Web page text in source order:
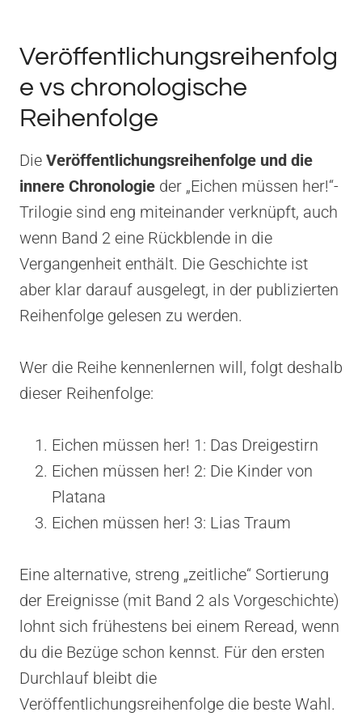
Veröffentlichungsreihenfolg
e vs chronologische
Reihenfolge
Die Veröffentlichungsreihenfolge und die
innere Chronologie der „Eichen müssen her!“-
Trilogie sind eng miteinander verknüpft, auch
wenn Band 2 eine Rückblende in die
Vergangenheit enthält. Die Geschichte ist
aber klar darauf ausgelegt, in der publizierten
Reihenfolge gelesen zu werden.
Wer die Reihe kennenlernen will, folgt deshalb
dieser Reihenfolge:
Eichen müssen her! 1: Das Dreigestirn
Eichen müssen her! 2: Die Kinder von
Platana
Eichen müssen her! 3: Lias Traum
Eine alternative, streng „zeitliche“ Sortierung
der Ereignisse (mit Band 2 als Vorgeschichte)
lohnt sich frühestens bei einem Reread, wenn
du die Bezüge schon kennst. Für den ersten
Durchlauf bleibt die
Veröffentlichungsreihenfolge die beste Wahl.